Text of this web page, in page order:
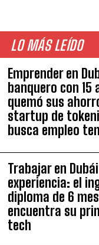
LO MÁS LEÍDO
Emprender en
banquero con 15
quemó sus
startup de
busca empleo
Trabajar en
experiencia: el
diploma de 6
encuentra su
tech